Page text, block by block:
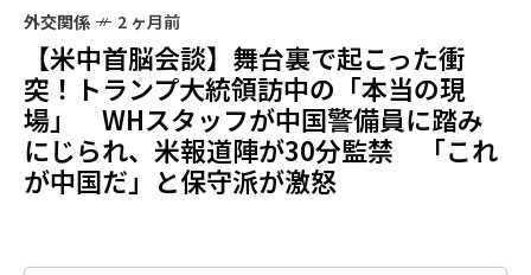
外交関係 2 ヶ月前
【米中首脳会談】舞台裏で起こった衝
突！トランプ大統領訪中の「本当の現
場」 WHスタッフが中国警備員に踏み
にじられ、米報道陣が30分監禁 「これ
が中国だ」と保守派が激怒